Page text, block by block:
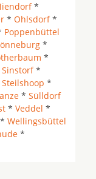
*
* Ohlsdorf*
Poppenbüttel
*
*
Sinstorf*
Steilshoop *
* Sülldorf
* Veddel *
* Wellingsbüttel
*